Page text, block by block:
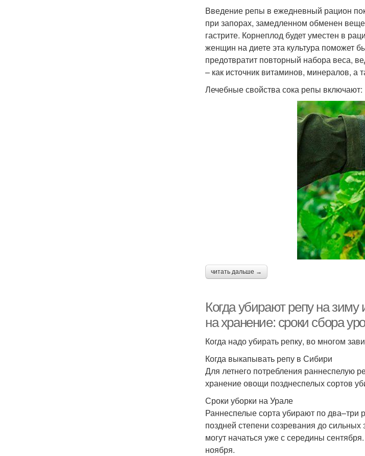
Введение репы в ежедневный рацион
при запорах, замедленном обменен
гастрите. Корнеплод будет уместен в
женщин на диете эта культура поможет
предотвратит повторный набора веса,
– как источник витаминов, минералов, а
Лечебные свойства сока репы включают:
читать дальше →
Когда убирают репу на
на хранение: сроки сбора
Когда надо убирать репку, во многом
Когда выкапывать репу в Сибири
Для летнего потребления раннеспелую
хранение овощи позднеспелых сортов
Сроки уборки на Урале
Раннеспелые сорта убирают по два–три
поздней степени созревания до
могут начаться уже с середины
ноября.